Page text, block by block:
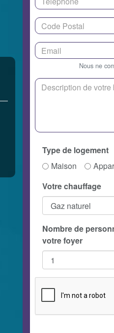
Nous ne
Type de logement
Maison
Votre chauffage
Nombre de
votre foyer